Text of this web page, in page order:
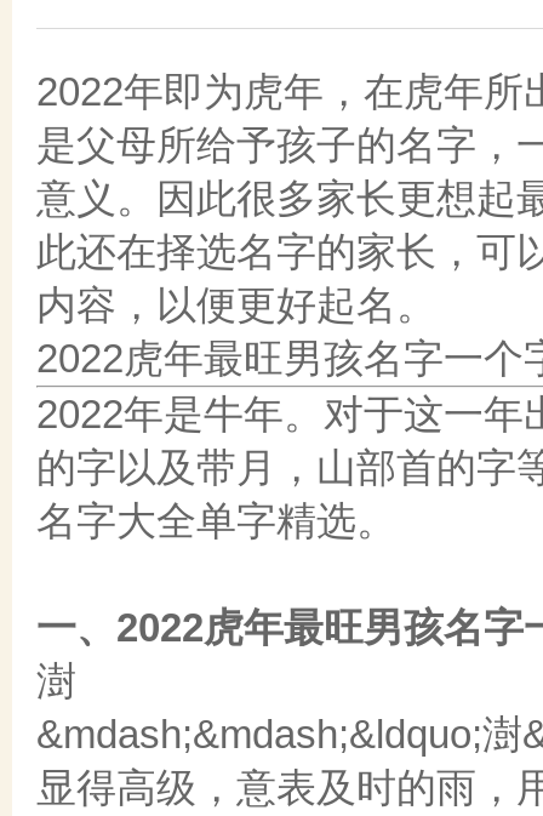
2022年即为虎年，在虎年
是父母所给予孩子的名字，
意义。因此很多家长更想起
此还在择选名字的家长，可
内容，以便更好起名。
2022虎年最旺男孩名字一个
2022年是牛年。对于这一
的字以及带月，山部首的字
名字大全单字精选。
一、2022虎年最旺男孩名字
澍
&mdash;&mdash;&ldquo;
显得高级，意表及时的雨，